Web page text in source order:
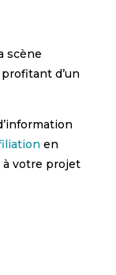
scène
d’un
en
votre projet